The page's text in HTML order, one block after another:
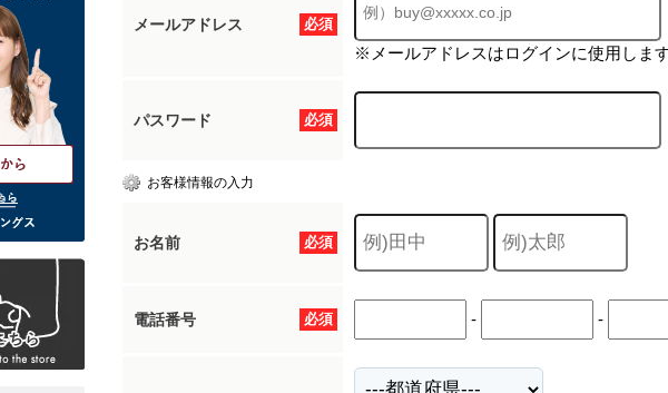
必須
メールアドレス
※メールアドレスはログインに使用します
必須
パスワード
お客様情報の入力
必須
お名前
必須
電話番号 - -
ら